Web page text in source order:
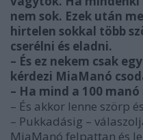
nem sok. Ezek után
hirtelen sokkal több
cserélni és eladni.
– És ez nekem csak
kérdezi Mia­Manó
– Ha mind a 100
– És akkor lenne szörp
– Pukkadásig –
MiaManó felpattan és